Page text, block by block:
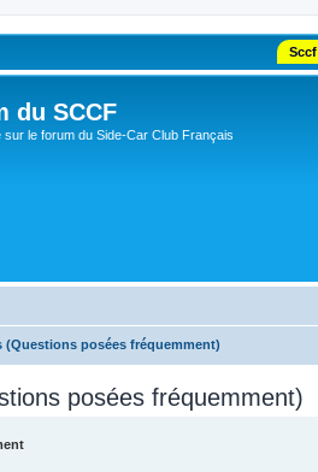
Sccf
du SCCF
sur le forum du Side-Car Club Français
(Questions posées fréquemment)
posées fréquemment)